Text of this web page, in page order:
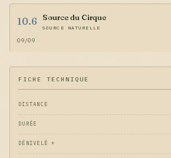
10.6 Source du Cirque
SOURCE NATURELLE
09/09
FICHE TECHNIQUE
DISTANCE
DURÉE
DÉNIVELÉ +